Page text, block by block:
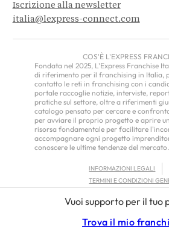
Vuoi supporto per il tuo
Trova il mio
Iscrizione alla newsletter
italia@lexpress-connect.com
COS'È L'EXPRESS
Fondata nel 2025, L'Express Franchise
di riferimento per il franchising in Italia,
contatto le reti in franchising con i
portale raccoglie notizie, interviste,
pratiche sul settore, oltre a riferimenti
catalogo pensato per cercare e
per avviare il proprio progetto e aprire
risorsa fondamentale per facilitare
accompagnare ogni progetto
conoscere le ultime tendenze del mercato.
INFORMAZIONI LEGALI
TERMINI E CONDIZIONI
FRANCHISOR TERMS –